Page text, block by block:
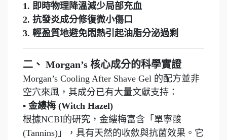
1. 即時物理降溫減少局部充血
2. 抗發炎成分修復微小傷口
3. 輕盈質地避免悶熱引起油脂分泌過剩
二、 Morgan’s 核心成分的科學實證
Morgan’s Cooling After Shave Gel 的配方並非
空穴來風，其成分已有大量文獻支持：
• 金縷梅 (Witch Hazel)
根據NCBI的研究，金縷梅富含「單寧酸
(Tannins)」，具有天然的收斂與抗菌效果。它